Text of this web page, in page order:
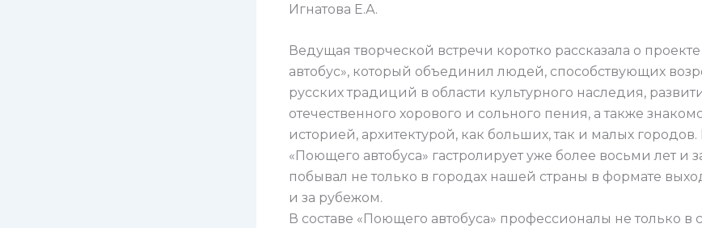
Игнатова Е.А.
Ведущая творческой встречи коротко рассказала о
автобус», который объединил людей, способствующих
русских традиций в области культурного наследия,
отечественного хорового и сольного пения, а также
историей, архитектурой, как больших, так и малых городов.
«Поющего автобуса» гастролирует уже более восьми лет и
побывал не только в городах нашей страны в формате
и за рубежом.
В составе «Поющего автобуса» профессионалы не только в